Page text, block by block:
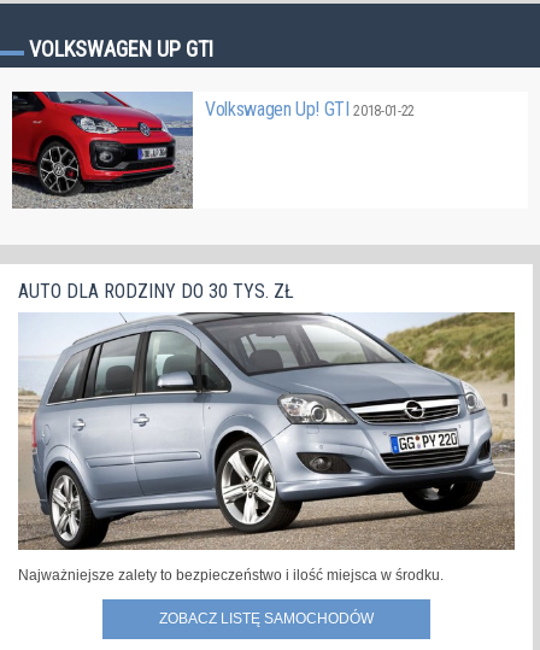
VOLKSWAGEN UP GTI
Volkswagen Up! GTI2018-01-22
AUTO DLA RODZINY DO 30 TYS. ZŁ
Najważniejsze zalety to bezpieczeństwo i ilość miejsca w środku.
ZOBACZ LISTĘ SAMOCHODÓW